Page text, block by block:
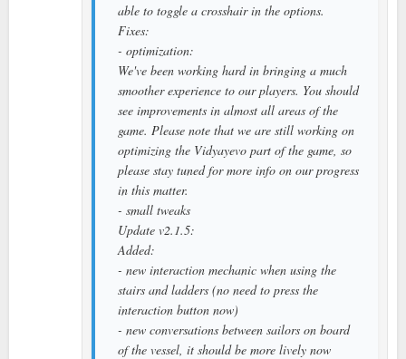
able to toggle a crosshair in the options.
Fixes:
- optimization:
We've been working hard in bringing a much
smoother experience to our players. You should
see improvements in almost all areas of the
game. Please note that we are still working on
optimizing the Vidyayevo part of the game, so
please stay tuned for more info on our progress
in this matter.
- small tweaks
Update v2.1.5:
Added:
- new interaction mechanic when using the
stairs and ladders (no need to press the
interaction button now)
- new conversations between sailors on board
of the vessel, it should be more lively now